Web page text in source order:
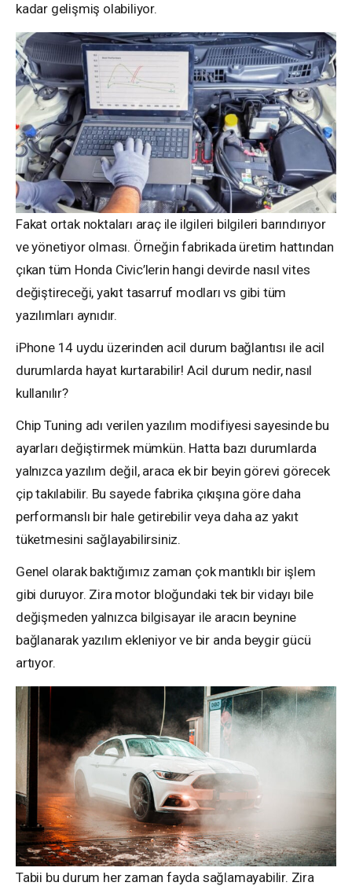
kadar gelişmiş olabiliyor.
Fakat ortak noktaları araç ile ilgileri bilgileri barındırıyor
ve yönetiyor olması. Örneğin fabrikada üretim hattından
çıkan tüm Honda Civic’lerin hangi devirde nasıl vites
değiştireceği, yakıt tasarruf modları vs gibi tüm
yazılımları aynıdır.
iPhone 14 uydu üzerinden acil durum bağlantısı ile acil
durumlarda hayat kurtarabilir! Acil durum nedir, nasıl
kullanılır?
Chip Tuning adı verilen yazılım modifiyesi sayesinde bu
ayarları değiştirmek mümkün. Hatta bazı durumlarda
yalnızca yazılım değil, araca ek bir beyin görevi görecek
çip takılabilir. Bu sayede fabrika çıkışına göre daha
performanslı bir hale getirebilir veya daha az yakıt
tüketmesini sağlayabilirsiniz.
Genel olarak baktığımız zaman çok mantıklı bir işlem
gibi duruyor. Zira motor bloğundaki tek bir vidayı bile
değişmeden yalnızca bilgisayar ile aracın beynine
bağlanarak yazılım ekleniyor ve bir anda beygir gücü
artıyor.
Tabii bu durum her zaman fayda sağlamayabilir. Zira